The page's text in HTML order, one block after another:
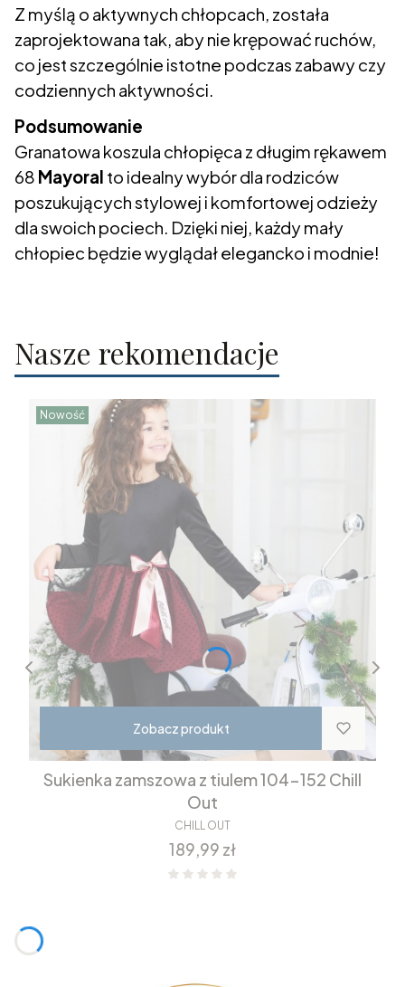
Z myślą o aktywnych chłopcach, została
zaprojektowana tak, aby nie krępować ruchów,
co jest szczególnie istotne podczas zabawy czy
codziennych aktywności.
Podsumowanie
Granatowa koszula chłopięca z długim rękawem
68 Mayoral to idealny wybór dla rodziców
poszukujących stylowej i komfortowej odzieży
dla swoich pociech. Dzięki niej, każdy mały
chłopiec będzie wyglądał elegancko i modnie!
Nasze rekomendacje
Nowość
Zobacz produkt
Sukienka zamszowa z tiulem 104-152 Chill
Out
CHILL OUT
Cena
189,99 zł